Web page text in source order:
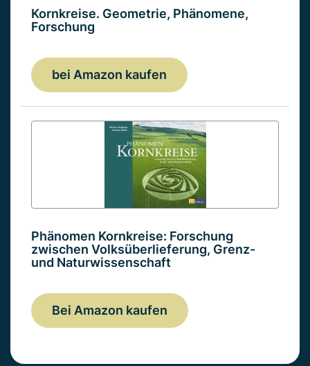
Kornkreise. Geometrie, Phänomene,
Forschung
bei Amazon kaufen
Phänomen Kornkreise: Forschung
zwischen Volksüberlieferung, Grenz-
und Naturwissenschaft
Bei Amazon kaufen